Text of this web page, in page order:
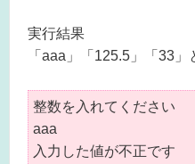
実行結果
「aaa」「125.5」「33
整数を入れてください
aaa
入力した値が不正です